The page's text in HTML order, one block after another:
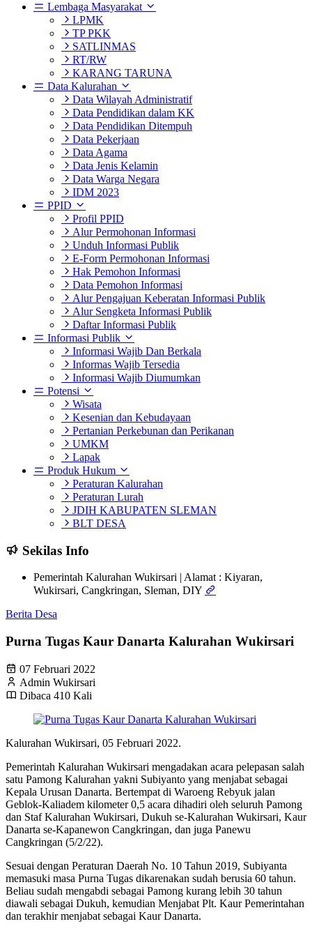
Lembaga Masyarakat
LPMK
TP PKK
SATLINMAS
RT/RW
KARANG TARUNA
Data Kalurahan
Data Wilayah Administratif
Data Pendidikan dalam KK
Data Pendidikan Ditempuh
Data Pekerjaan
Data Agama
Data Jenis Kelamin
Data Warga Negara
IDM 2023
PPID
Profil PPID
Alur Permohonan Informasi
Unduh Informasi Publik
E-Form Permohonan Informasi
Hak Pemohon Informasi
Data Pemohon Informasi
Alur Pengajuan Keberatan Informasi Publik
Alur Sengketa Informasi Publik
Daftar Informasi Publik
Informasi Publik
Informasi Wajib Dan Berkala
Informas Wajib Tersedia
Informasi Wajib Diumumkan
Potensi
Wisata
Kesenian dan Kebudayaan
Pertanian Perkebunan dan Perikanan
UMKM
Lapak
Produk Hukum
Peraturan Kalurahan
Peraturan Lurah
JDIH KABUPATEN SLEMAN
BLT DESA
Sekilas Info
Pemerintah Kalurahan Wukirsari | Alamat : Kiyaran,
Wukirsari, Cangkringan, Sleman, DIY
Berita Desa
Purna Tugas Kaur Danarta Kalurahan Wukirsari
07 Februari 2022
Admin Wukirsari
Dibaca 410 Kali
Kalurahan Wukirsari, 05 Februari 2022.
Pemerintah Kalurahan Wukirsari mengadakan acara pelepasan salah
satu Pamong Kalurahan yakni Subiyanto yang menjabat sebagai
Kepala Urusan Danarta. Bertempat di Waroeng Rebyuk jalan
Geblok-Kaliadem kilometer 0,5 acara dihadiri oleh seluruh Pamong
dan Staf Kalurahan Wukirsari, Dukuh se-Kalurahan Wukirsari, Kaur
Danarta se-Kapanewon Cangkringan, dan juga Panewu
Cangkringan (5/2/22).
Sesuai dengan Peraturan Daerah No. 10 Tahun 2019, Subiyanta
memasuki masa Purna Tugas dikarenakan sudah berusia 60 tahun.
Beliau sudah mengabdi sebagai Pamong kurang lebih 30 tahun
diawali sebagai Dukuh, kemudian Menjabat Plt. Kaur Pemerintahan
dan terakhir menjabat sebagai Kaur Danarta.